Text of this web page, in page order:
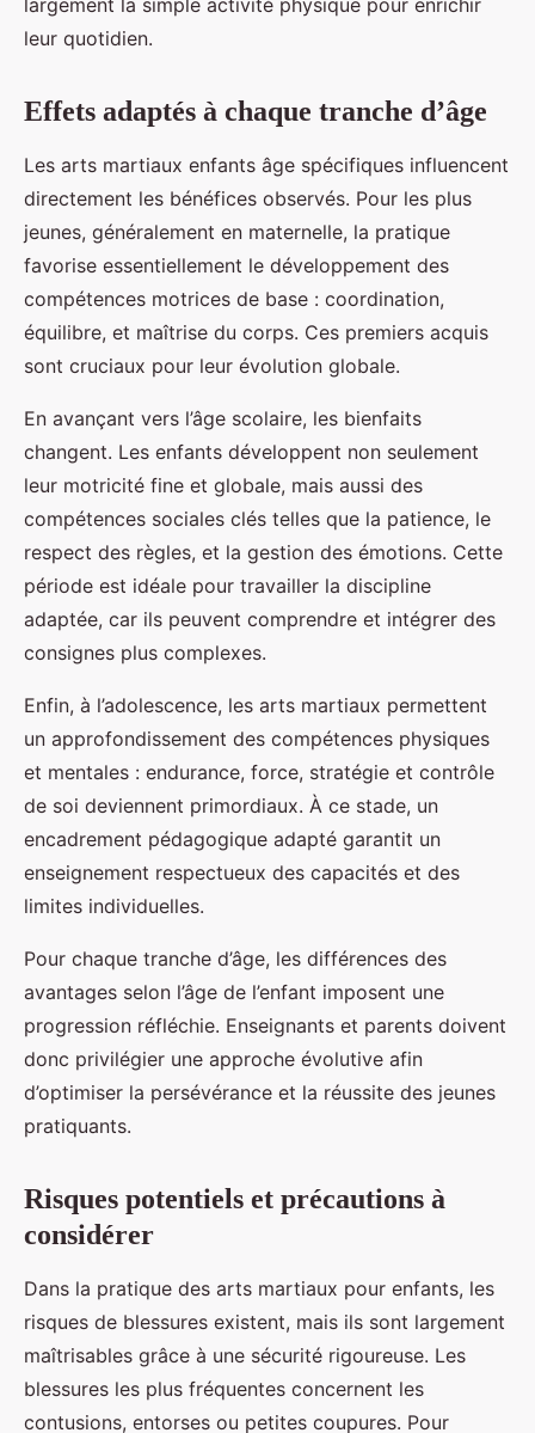
largement la simple activité physique pour enrichir
leur quotidien.
Effets adaptés à chaque tranche d’âge
Les arts martiaux enfants âge spécifiques influencent
directement les bénéfices observés. Pour les plus
jeunes, généralement en maternelle, la pratique
favorise essentiellement le développement des
compétences motrices de base : coordination,
équilibre, et maîtrise du corps. Ces premiers acquis
sont cruciaux pour leur évolution globale.
En avançant vers l’âge scolaire, les bienfaits
changent. Les enfants développent non seulement
leur motricité fine et globale, mais aussi des
compétences sociales clés telles que la patience, le
respect des règles, et la gestion des émotions. Cette
période est idéale pour travailler la discipline
adaptée, car ils peuvent comprendre et intégrer des
consignes plus complexes.
Enfin, à l’adolescence, les arts martiaux permettent
un approfondissement des compétences physiques
et mentales : endurance, force, stratégie et contrôle
de soi deviennent primordiaux. À ce stade, un
encadrement pédagogique adapté garantit un
enseignement respectueux des capacités et des
limites individuelles.
Pour chaque tranche d’âge, les différences des
avantages selon l’âge de l’enfant imposent une
progression réfléchie. Enseignants et parents doivent
donc privilégier une approche évolutive afin
d’optimiser la persévérance et la réussite des jeunes
pratiquants.
Risques potentiels et précautions à
considérer
Dans la pratique des arts martiaux pour enfants, les
risques de blessures existent, mais ils sont largement
maîtrisables grâce à une sécurité rigoureuse. Les
blessures les plus fréquentes concernent les
contusions, entorses ou petites coupures. Pour